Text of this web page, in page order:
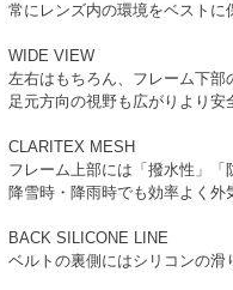
常にレンズ内の環境をベストに
WIDE VIEW
左右はもちろん、フレーム下部
足元方向の視野も広がりより安
CLARITEX MESH
フレーム上部には「撥水性」「
降雪時・降雨時でも効率よく外
BACK SILICONE LINE
ベルトの裏側にはシリコンの滑